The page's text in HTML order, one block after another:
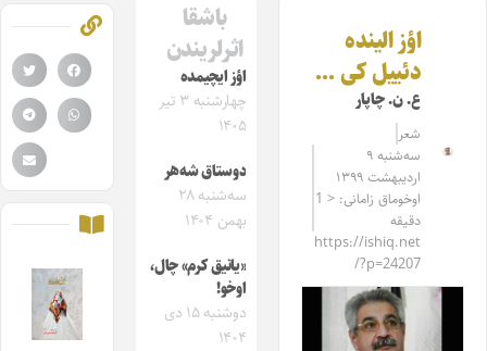
اؤز الینده
دئییل کی …
ع. ن. چاپار
شعر
سه‌شنبه ۹
اردیبهشت ۱۳۹۹
اوخوماق زامانی: < 1
دقیقه
https://ishiq.net
/?p=24207
باشقا
اثرلریندن
اؤز ایچیمده
چهارشنبه ۳ تیر
۱۴۰۵
دوستاق شه‌هر
سه‌شنبه ۲۸
بهمن ۱۴۰۴
«یانیق کرم» چال،
اوخو!
دوشنبه ۱۵ دی
۱۴۰۴